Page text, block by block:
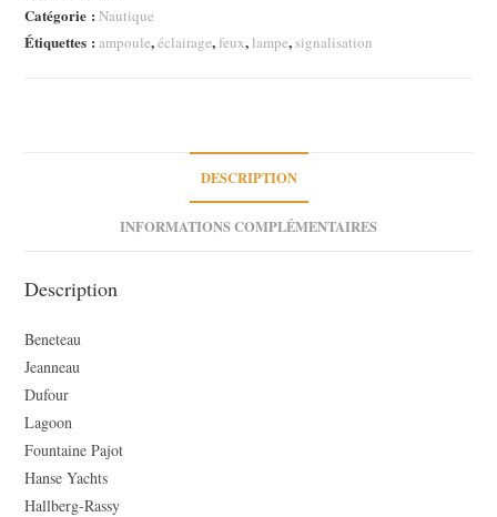
Marine
Catégorie :Nautique
Étiquettes :ampoule,éclairage,feux, lampe,signalisation
DESCRIPTION
INFORMATIONS COMPLÉMENTAIRES
Description
Beneteau
Jeanneau
Dufour
Lagoon
Fountaine Pajot
Hanse Yachts
Hallberg-Rassy